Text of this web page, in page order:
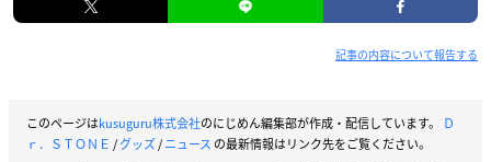
記事の内容について報告する
このページはkusuguru株式会社のにじめん編集部が作成・配信しています。
Ｄ
ｒ．ＳＴＯＮＥ /グッズ/ニュース の最新情報はリンク先をご覧ください。